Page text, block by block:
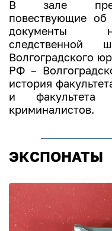
В зале
повествующие об
документы
Волгоградского
РФ –
история
и факультета
криминалистов.
ЭКСПОНАТЫ